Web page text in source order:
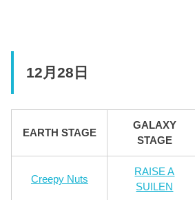
12月28日
EARTH STAGE
GALAXY
STAGE
Creepy Nuts
RAISE A
SUILEN